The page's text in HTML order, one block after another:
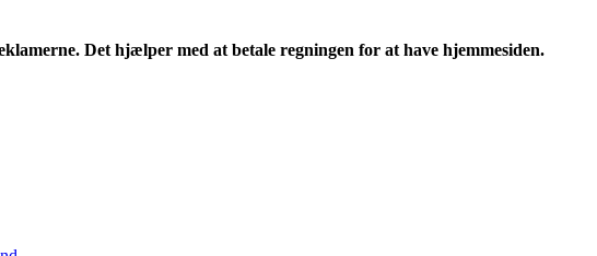
Det hjælper med at betale regningen for at have hjemmesiden.